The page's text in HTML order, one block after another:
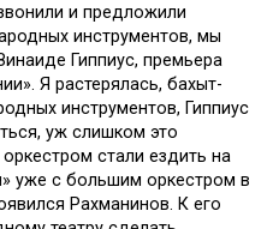
и предложили
инструментов, мы
Гиппиус, премьера
Я растерялась, бахыт-
инструментов, Гиппиус
уж слишком это
стали ездить на
уже с большим оркестром в
Рахманинов. К его